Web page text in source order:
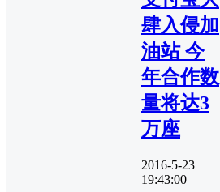
肆入侵加
油站 今
年合作数
量将达3
万座
2016-5-23
19:43:00